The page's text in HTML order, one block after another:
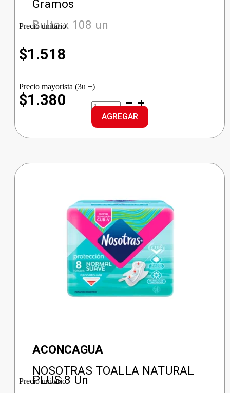
Gramos
Bulto x 108 un
Precio unitario
$1.518
Precio mayorista (3u +)
$1.380
REXONA
JAB.ANTIBACT.
ALOE
cantidad
AGREGAR
ACONCAGUA
NOSOTRAS TOALLA NATURAL
PLUS 8 Un
Precio unitario